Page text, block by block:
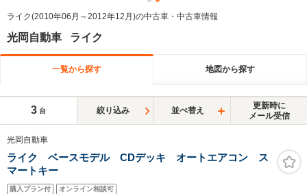
ライク(2010年06月～2012年12月)の中古車・中古車情報
光岡自動車 ライク
一覧から探す 地図から探す
3 台 絞り込み 並べ替え
更新時に
メール受信
光岡自動車
ライク ベースモデル CDデッキ オートエアコン ス
マートキー
購入プラン付 オンライン相談可